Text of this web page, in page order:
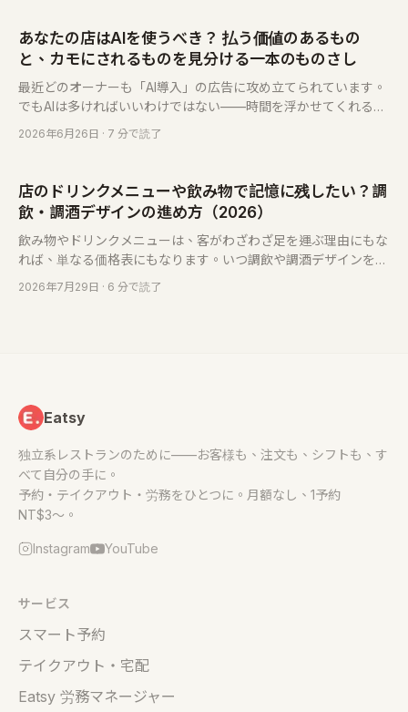
あなたの店はAIを使うべき？ 払う価値のあるもの
と、カモにされるものを見分ける一本のものさし
最近どのオーナーも「AI導入」の広告に攻め立てられています。
でもAIは多ければいいわけではない——時間を浮かせてくれるも
のもあれば、名前を変えただけのカモ商法もある。この記事は一
本のものさしを渡します。三つの問いで見分けがつき、しかも一
2026年6月26日 · 7 分で読了
店のドリンクメニューや飲み物で記憶に残したい？調
飲・調酒デザインの進め方（2026）
飲み物やドリンクメニューは、客がわざわざ足を運ぶ理由にもな
れば、単なる価格表にもなります。いつ調飲や調酒デザインを頼
むべきか、飲品デザインに何が含まれるか、依頼前に確認すべき
2026年7月29日 · 6 分で読了
Eatsy
独立系レストランのために——お客様も、注文も、シフトも、す
べて自分の手に。
予約・テイクアウト・労務をひとつに。月額なし、1予約
NT$3〜。
Instagram YouTube
サービス
スマート予約
テイクアウト・宅配
Eatsy 労務マネージャー